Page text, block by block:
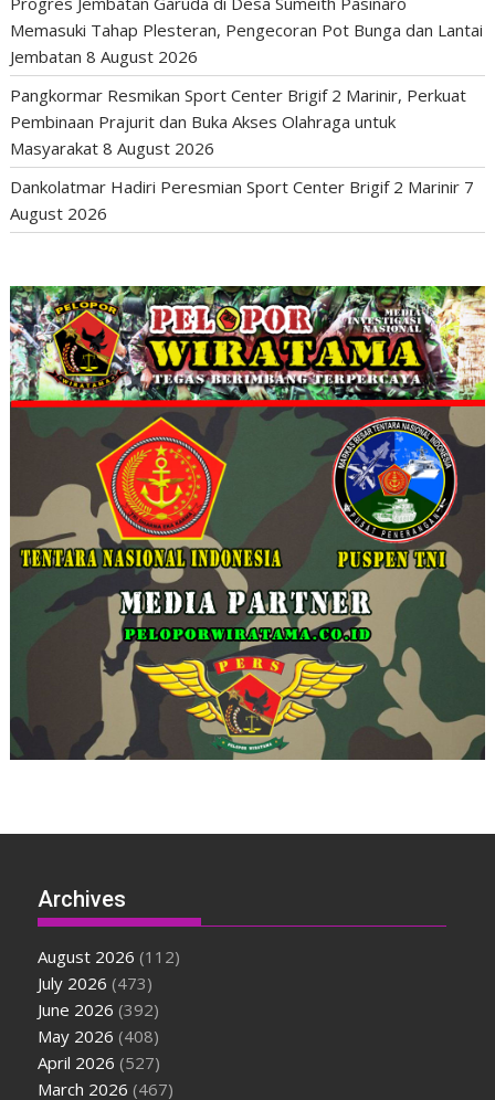
Memasuki Tahap Plesteran, Pengecoran Pot Bunga dan Lantai
Jembatan 8 August 2026
Pangkormar Resmikan Sport Center Brigif 2 Marinir, Perkuat
Pembinaan Prajurit dan Buka Akses Olahraga untuk
Masyarakat 8 August 2026
Dankolatmar Hadiri Peresmian Sport Center Brigif 2 Marinir 7
August 2026
Archives
August 2026 (112)
July 2026 (473)
June 2026 (392)
May 2026 (408)
April 2026 (527)
March 2026 (467)